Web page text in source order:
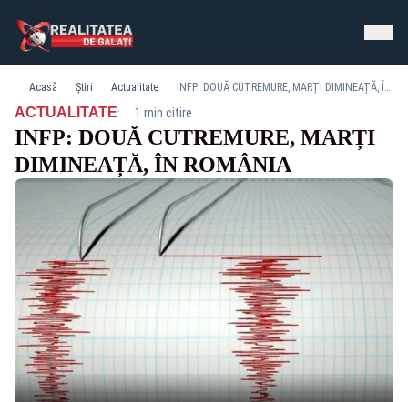
Acasă Știri Actualitate INFP: DOUĂ CUTREMURE, MARȚI DIMINEAȚĂ, ÎN ROMÂNIA
ACTUALITATE· 1 min citire
INFP: DOUĂ CUTREMURE, MARȚI
DIMINEAȚĂ, ÎN ROMÂNIA